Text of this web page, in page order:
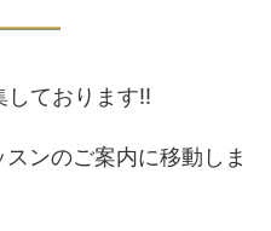
しております‼️
ンのご案内に移動しま